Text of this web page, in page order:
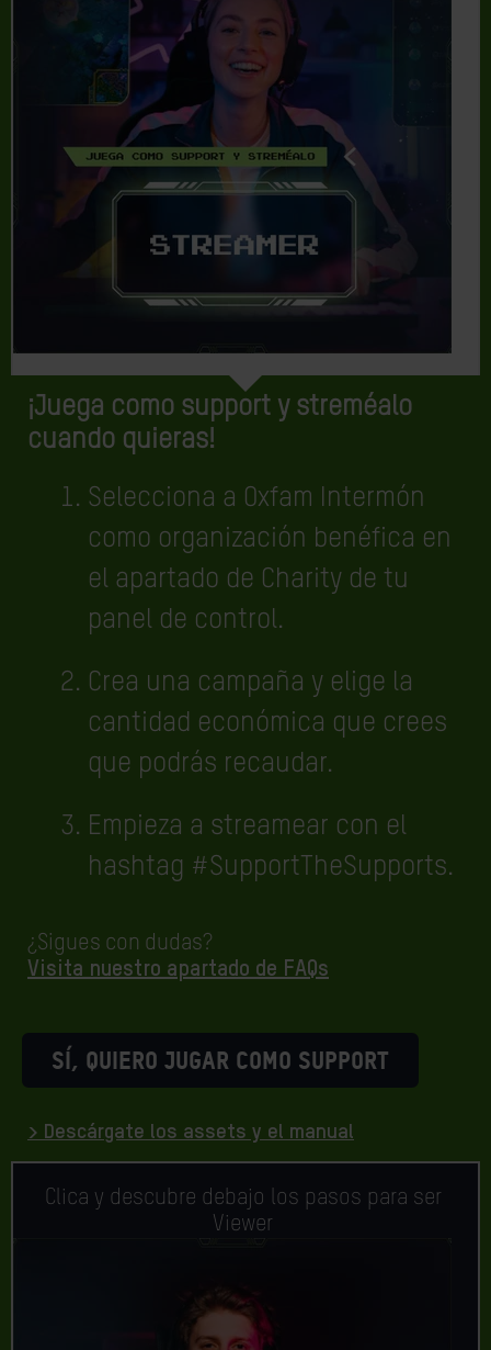
¡Juega como support y streméalo
cuando quieras!
Selecciona a Oxfam Intermón
como organización benéfica en
el apartado de Charity de tu
panel de control.
Crea una campaña y elige la
cantidad económica que crees
que podrás recaudar.
Empieza a streamear con el
hashtag #SupportTheSupports.
¿Sigues con dudas?
Visita nuestro apartado de FAQs
SÍ, QUIERO JUGAR COMO SUPPORT
> Descárgate los assets y el manual
Clica y descubre debajo los pasos para ser
Viewer